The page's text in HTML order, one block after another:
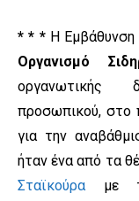
* * *Η Εμβάθυνση
Οργανισμό
οργανωτικής
προσωπικού, στο
για την
ήταν ένα από τα
Σταϊκούρα με